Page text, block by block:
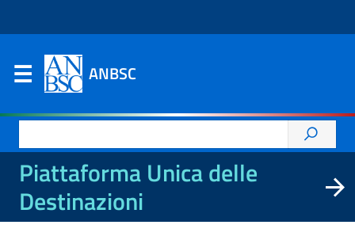
ANBSC
per:
Piattaforma Unica delle
Destinazioni